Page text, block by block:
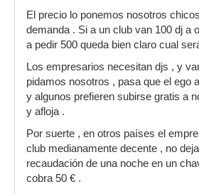
El precio lo ponemos nosotros
demanda . Si a un club van 100 dj a
a pedir 500 queda bien claro cual
Los empresarios necesitan djs , y
pidamos nosotros , pasa que el ego
y algunos prefieren subirse gratis a
y afloja .
Por suerte , en otros países el
club medianamente decente , no
recaudación de una noche en un
cobra 50 € .